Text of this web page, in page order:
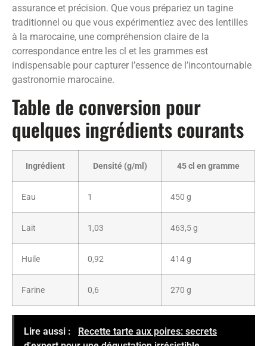
assurance et précision. Que vous prépariez un tagine
traditionnel ou que vous expérimentiez avec des lentilles
à la marocaine, une compréhension claire de la
correspondance entre les cl et les grammes est
indispensable pour capturer l’essence de l’incontournable
gastronomie marocaine.
Table de conversion pour
quelques ingrédients courants
Ingrédient Densité (g/ml) 45 cl en gramme
Eau 1 450 g
Lait 1,03 463,5 g
Huile 0,92 414 g
Farine 0,6 270 g
Lire aussi :
Recette tarte aux poires: secrets